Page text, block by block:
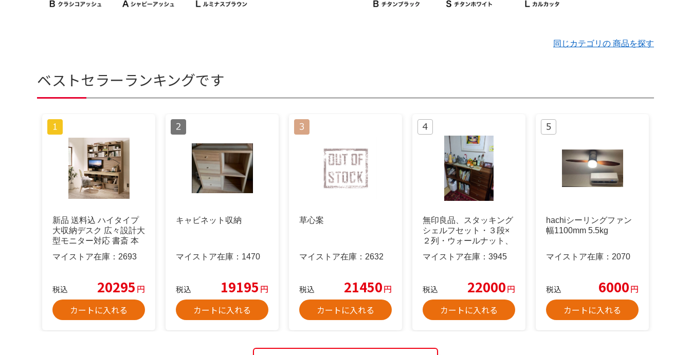
同じカテゴリの 商品を探す
ベストセラーランキングです
新品 送料込 ハイタイプ
大収納デスク 広々設計大
型モニター対応 書斎 本
マイストア在庫： 2693
税込 20295 円
カートに入れる
キャビネット収納
マイストア在庫： 1470
税込 19195 円
カートに入れる
草心案
マイストア在庫： 2632
税込 21450円
カートに入れる
無印良品、スタッキング
シェルフセット・３段×
２列・ウォールナット、
マイストア在庫： 3945
税込 22000円
カートに入れる
hachiシーリングファン
幅1100mm 5.5kg
マイストア在庫： 2070
税込 6000円
カートに入れる